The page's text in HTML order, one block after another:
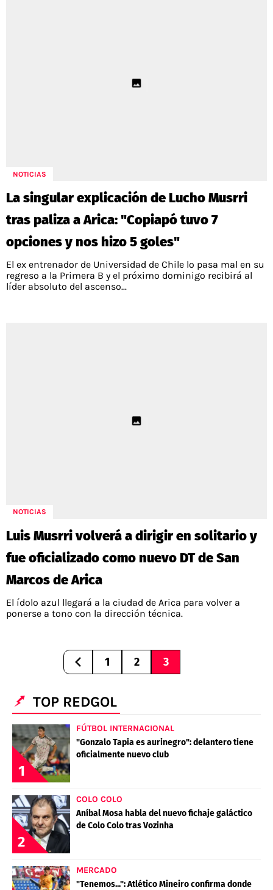
NOTICIAS
La singular explicación de Lucho Musrri
tras paliza a Arica: "Copiapó tuvo 7
opciones y nos hizo 5 goles"
El ex entrenador de Universidad de Chile lo pasa mal en su
regreso a la Primera B y el próximo dominigo recibirá al
líder absoluto del ascenso...
NOTICIAS
Luis Musrri volverá a dirigir en solitario y
fue oficializado como nuevo DT de San
Marcos de Arica
El ídolo azul llegará a la ciudad de Arica para volver a
ponerse a tono con la dirección técnica.
1 2 3
TOP REDGOL
1
FÚTBOL INTERNACIONAL
"Gonzalo Tapia es aurinegro": delantero tiene
oficialmente nuevo club
2
COLO COLO
Aníbal Mosa habla del nuevo fichaje galáctico
de Colo Colo tras Vozinha
MERCADO
"Tenemos...": Atlético Mineiro confirma donde